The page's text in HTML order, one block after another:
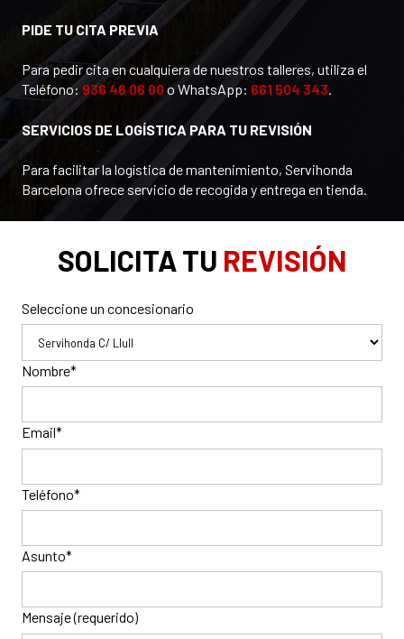
PIDE TU CITA PREVIA
Para pedir cita en cualquiera de nuestros talleres, utiliza el
Teléfono: 936 46 06 00 o WhatsApp: 661 504 343.
SERVICIOS DE LOGÍSTICA PARA TU REVISIÓN
Para facilitar la logística de mantenimiento, Servihonda
Barcelona ofrece servicio de recogida y entrega en tienda.
SOLICITA TU REVISIÓN
Seleccione un concesionario
Nombre*
Email*
Teléfono*
Asunto*
Mensaje (requerido)